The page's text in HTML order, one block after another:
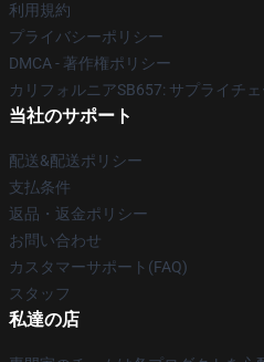
利用規約
プライバシーポリシー
DMCA - 著作権ポリシー
カリフォルニアSB657: サプライチ
当社のサポート
配送&配送ポリシー
支払条件
返品・返金ポリシー
お問い合わせ
カスタマーサポート(FAQ)
スタッフ
私達の店